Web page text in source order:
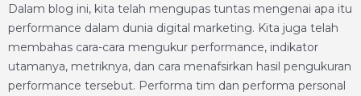
Dalam blog ini, kita telah mengupas tuntas mengenai apa itu
performance dalam dunia digital marketing. Kita juga telah
membahas cara-cara mengukur performance, indikator
utamanya, metriknya, dan cara menafsirkan hasil pengukuran
performance tersebut. Performa tim dan performa personal